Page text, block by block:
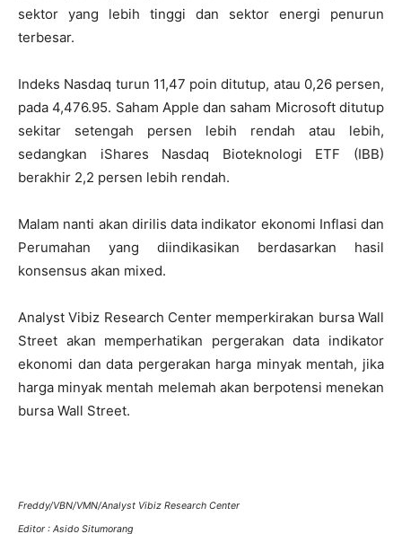
sektor yang lebih tinggi dan sektor energi penurun
terbesar.
Indeks Nasdaq turun 11,47 poin ditutup, atau 0,26 persen,
pada 4,476.95. Saham Apple dan saham Microsoft ditutup
sekitar setengah persen lebih rendah atau lebih,
sedangkan iShares Nasdaq Bioteknologi ETF (IBB)
berakhir 2,2 persen lebih rendah.
Malam nanti akan dirilis data indikator ekonomi Inflasi dan
Perumahan yang diindikasikan berdasarkan hasil
konsensus akan mixed.
Analyst Vibiz Research Center memperkirakan bursa Wall
Street akan memperhatikan pergerakan data indikator
ekonomi dan data pergerakan harga minyak mentah, jika
harga minyak mentah melemah akan berpotensi menekan
bursa Wall Street.
Freddy/VBN/VMN/Analyst Vibiz Research Center
Editor : Asido Situmorang